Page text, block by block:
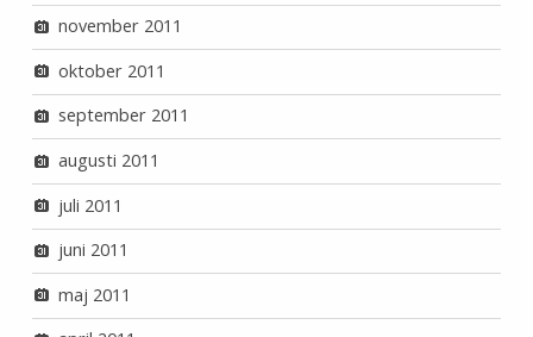
november 2011
oktober 2011
september 2011
augusti 2011
juli 2011
juni 2011
maj 2011